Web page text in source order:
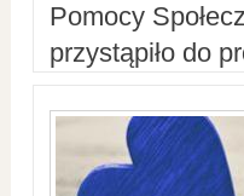
Pomocy
przystąpiło do